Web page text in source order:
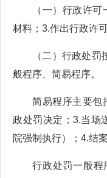
（一）行政许
材料；3.作出行政许可
（二）行政处
般程序、简易程序。
简易程序主要包
政处罚决定；3.当场
院强制执行）；4.结案
行政处罚一般程